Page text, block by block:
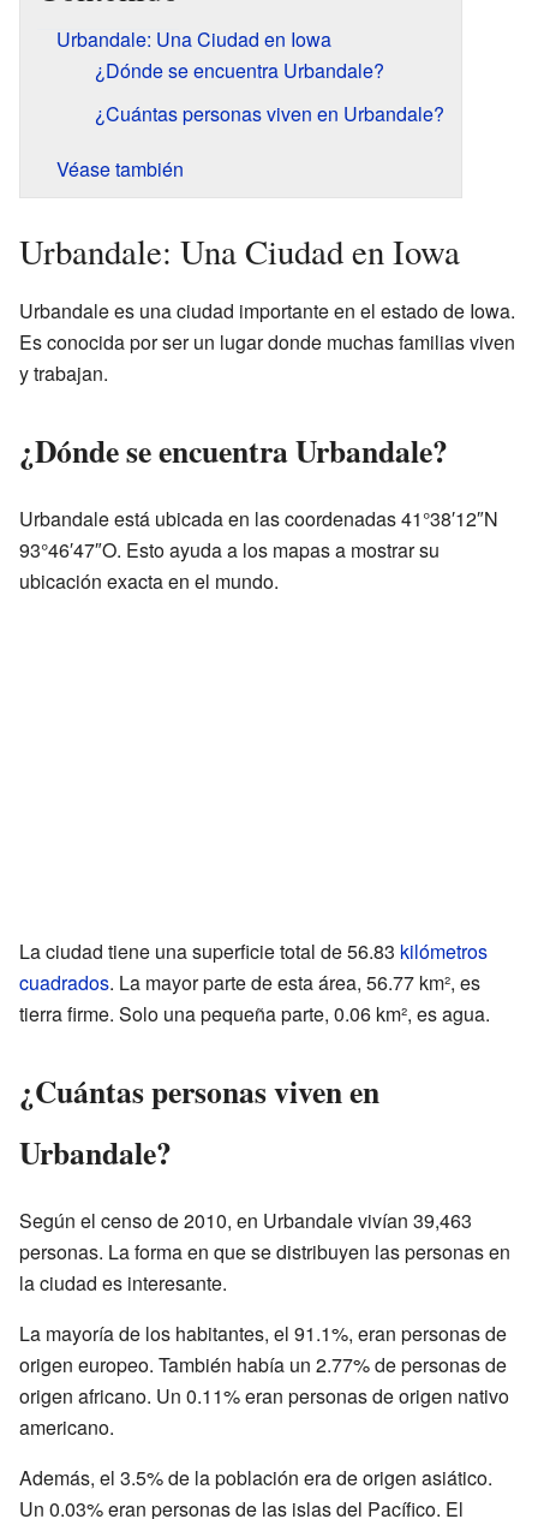
Urbandale: Una Ciudad en Iowa
¿Dónde se encuentra Urbandale?
¿Cuántas personas viven en Urbandale?
Véase también
Urbandale: Una Ciudad en Iowa
Urbandale es una ciudad importante en el estado de Iowa.
Es conocida por ser un lugar donde muchas familias viven
y trabajan.
¿Dónde se encuentra Urbandale?
Urbandale está ubicada en las coordenadas 41°38′12″N
93°46′47″O. Esto ayuda a los mapas a mostrar su
ubicación exacta en el mundo.
La ciudad tiene una superficie total de 56.83 kilómetros
cuadrados. La mayor parte de esta área, 56.77 km², es
tierra firme. Solo una pequeña parte, 0.06 km², es agua.
¿Cuántas personas viven en
Urbandale?
Según el censo de 2010, en Urbandale vivían 39,463
personas. La forma en que se distribuyen las personas en
la ciudad es interesante.
La mayoría de los habitantes, el 91.1%, eran personas de
origen europeo. También había un 2.77% de personas de
origen africano. Un 0.11% eran personas de origen nativo
americano.
Además, el 3.5% de la población era de origen asiático.
Un 0.03% eran personas de las islas del Pacífico. El